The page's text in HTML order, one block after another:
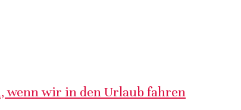
wenn wir in den Urlaub fahren